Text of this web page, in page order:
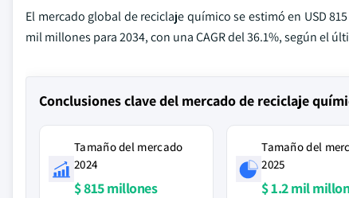
El mercado global de reciclaje químico se estimó en USD
mil millones para 2034, con una CAGR del 36.1%, según el
Conclusiones clave del mercado de reciclaje
Tamaño del mercado
2024
$ 815 millones
Tamaño del
2025
$ 1.2 mil